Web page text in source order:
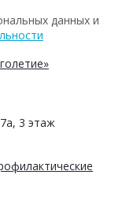
данных и
3 этаж